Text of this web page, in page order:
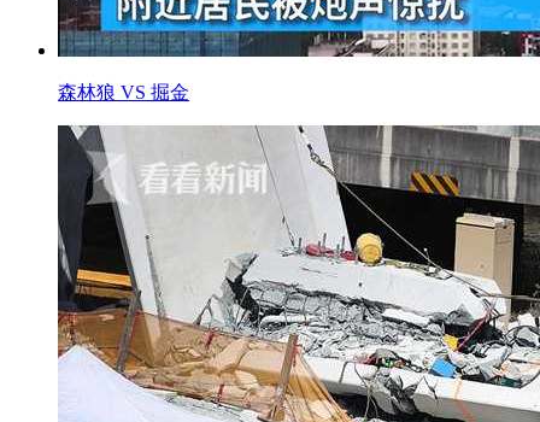
森林狼 VS 掘金